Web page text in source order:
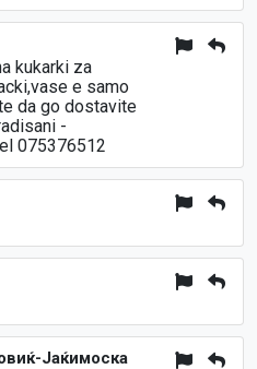
kukarki za
e samo
da go dostavite
-
075376512
Јаќимоска